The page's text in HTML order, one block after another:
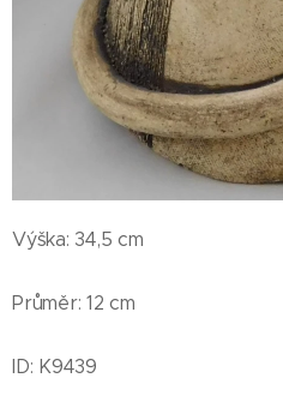
Výška: 34,5 cm
Průměr: 12 cm
ID: K9439